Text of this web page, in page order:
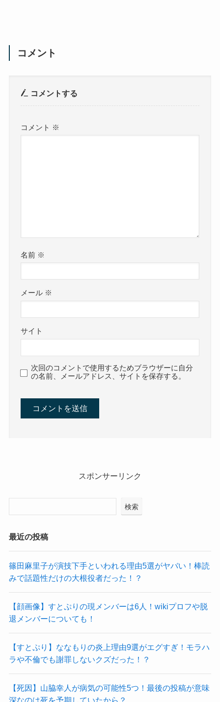
コメント
コメントする
コメント ※
名前 ※
メール ※
サイト
次回のコメントで使用するためブラウザーに自分
の名前、メールアドレス、サイトを保存する。
スポンサーリンク
検索
最近の投稿
篠田麻里子が演技下手といわれる理由5選がヤバい！棒読
みで話題性だけの大根役者だった！？
【顔画像】すとぷりの現メンバーは6人！wikiプロフや脱
退メンバーについても！
【すとぷり】ななもりの炎上理由9選がエグすぎ！モラハ
ラや不倫でも謝罪しないクズだった！？
【死因】山脇幸人が病気の可能性5つ！最後の投稿が意味
深なのは死を予期していたから？